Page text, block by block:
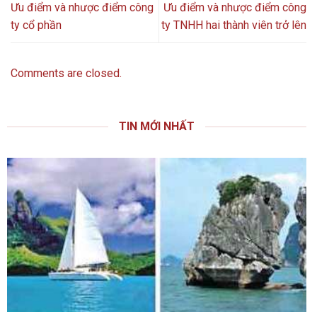
Ưu điểm và nhược điểm công
ty cổ phần
Ưu điểm và nhược điểm công
ty TNHH hai thành viên trở lên
Comments are closed.
TIN MỚI NHẤT